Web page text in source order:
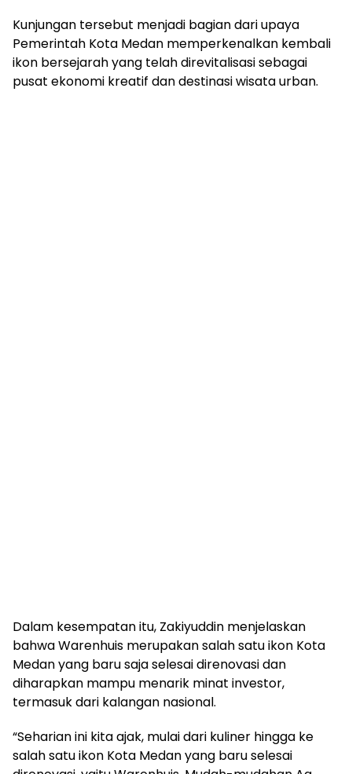
Kunjungan tersebut menjadi bagian dari upaya
Pemerintah Kota Medan memperkenalkan kembali
ikon bersejarah yang telah direvitalisasi sebagai
pusat ekonomi kreatif dan destinasi wisata urban.
Dalam kesempatan itu, Zakiyuddin menjelaskan
bahwa Warenhuis merupakan salah satu ikon Kota
Medan yang baru saja selesai direnovasi dan
diharapkan mampu menarik minat investor,
termasuk dari kalangan nasional.
“Seharian ini kita ajak, mulai dari kuliner hingga ke
salah satu ikon Kota Medan yang baru selesai